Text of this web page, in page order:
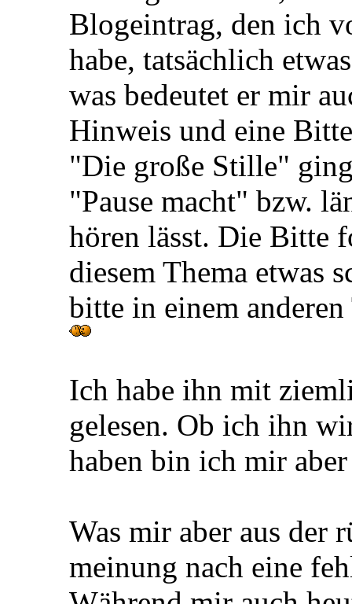
Blogeintrag, den ich
habe, tatsächlich
was bedeutet er mir
Hinweis und eine
"Die große Stille"
"Pause macht" bzw.
hören lässt. Die Bitte
diesem Thema etwas
bitte in einem
Ich habe ihn mit
gelesen. Ob ich ihn
haben bin ich mir
Was mir aber aus der
meinung nach eine